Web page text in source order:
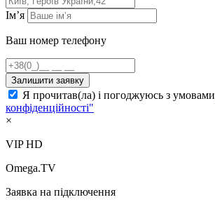
Ім’я
Ваш номер телефону
Залишити заявку
Я прочитав(ла) і погоджуюсь з умовами
конфіденційності"
×
VIP HD
Omega.TV
Заявка на підключення